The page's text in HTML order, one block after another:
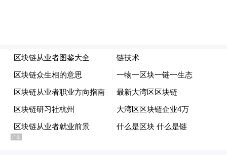
进行行政处理、行政处罚。
案例三 湖北省孝感市参保人邱某、柯某利用
门诊慢特病待遇倒卖医保药品骗保案
2022年10月18日，湖北省孝感市云梦县医保